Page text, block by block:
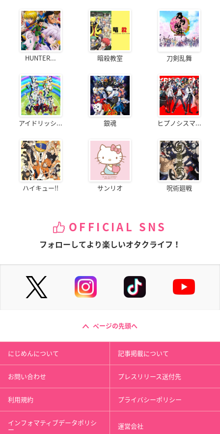
HUNTER... 暗殺教室 刀剣乱舞
アイドリッシ... 銀魂 ヒプノシスマ...
ハイキュー!! サンリオ 呪術廻戦
OFFICIAL SNS
フォローしてより楽しいオタクライフ！
ページの先頭へ
にじめんについて 記事掲載について
お問い合わせ プレスリリース送付先
利用規約 プライバシーポリシー
インフォマティブデータポリシ
ー 運営会社